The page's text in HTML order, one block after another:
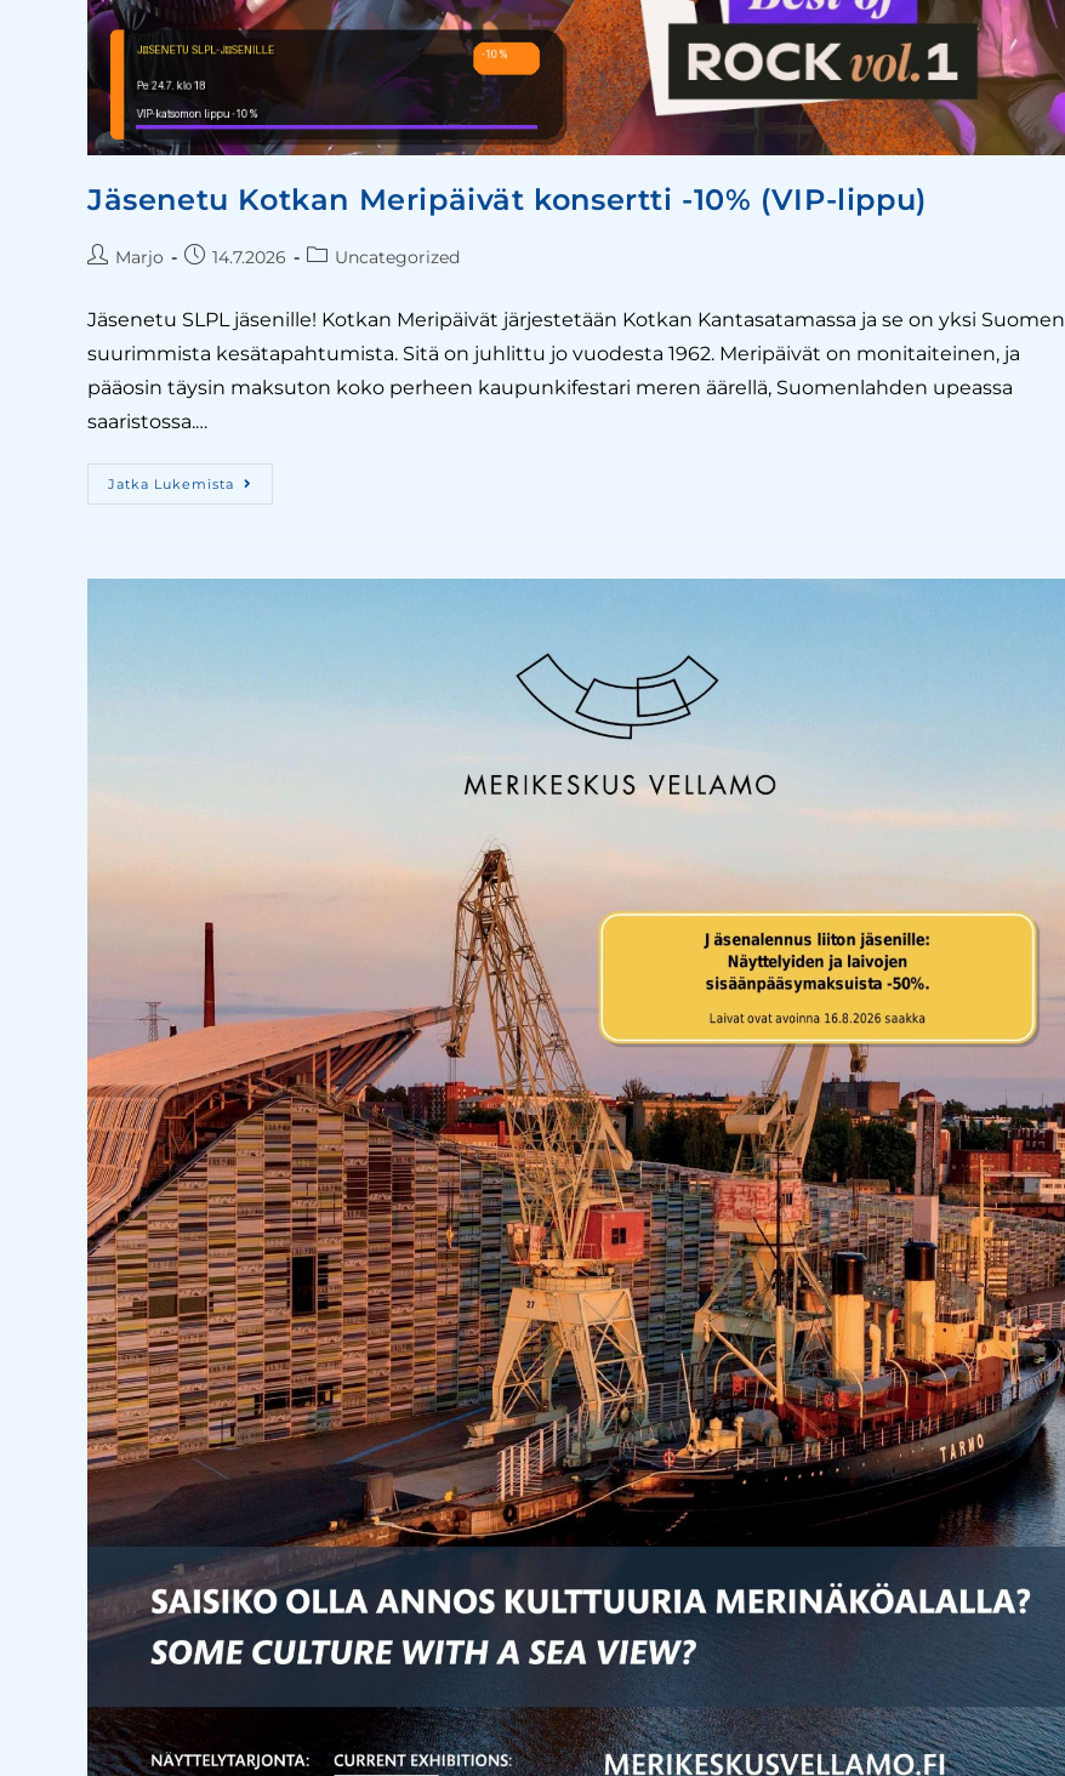
Jäsenetu Kotkan Meripäivät konsertti -10% (VIP-lippu)
Marjo 14.7.2026 Uncategorized
Jäsenetu SLPL jäsenille! Kotkan Meripäivät järjestetään Kotkan Kantasatamassa ja se on yksi Suomen
suurimmista kesätapahtumista. Sitä on juhlittu jo vuodesta 1962. Meripäivät on monitaiteinen, ja
pääosin täysin maksuton koko perheen kaupunkifestari meren äärellä, Suomenlahden upeassa
saaristossa.…
Jatka Lukemista